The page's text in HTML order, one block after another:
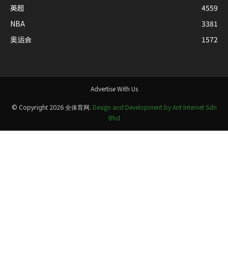
英超
4559
NBA
3381
奥运会
1572
Advertise With Us
© Copyright 2026 全体育网. Design and Development by Ant Internet Sdn
Bhd